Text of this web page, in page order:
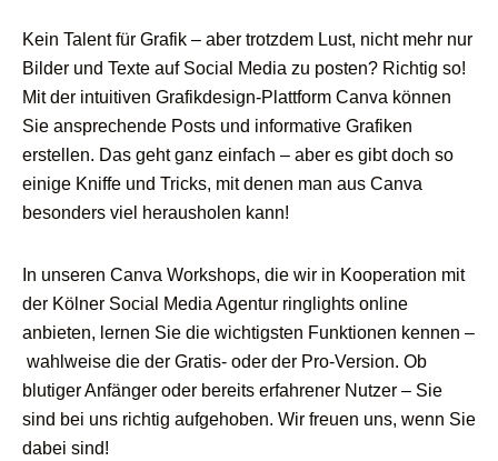
Kein Talent für Grafik – aber trotzdem Lust, nicht mehr nur
Bilder und Texte auf Social Media zu posten? Richtig so!
Mit der intuitiven Grafikdesign-Plattform Canva können
Sie ansprechende Posts und informative Grafiken
erstellen. Das geht ganz einfach – aber es gibt doch so
einige Kniffe und Tricks, mit denen man aus Canva
besonders viel herausholen kann!
In unseren Canva Workshops, die wir in Kooperation mit
der Kölner Social Media Agentur ringlights online
anbieten, lernen Sie die wichtigsten Funktionen kennen –
wahlweise die der Gratis- oder der Pro-Version. Ob
blutiger Anfänger oder bereits erfahrener Nutzer – Sie
sind bei uns richtig aufgehoben. Wir freuen uns, wenn Sie
dabei sind!